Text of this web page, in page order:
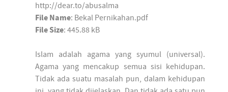
http://dear.to/abusalma
File Name: Bekal Pernikahan.pdf
File Size: 445.88 kB
Islam adalah agama yang syumul (universal).
Agama yang mencakup semua sisi kehidupan.
Tidak ada suatu masalah pun, dalam kehidupan